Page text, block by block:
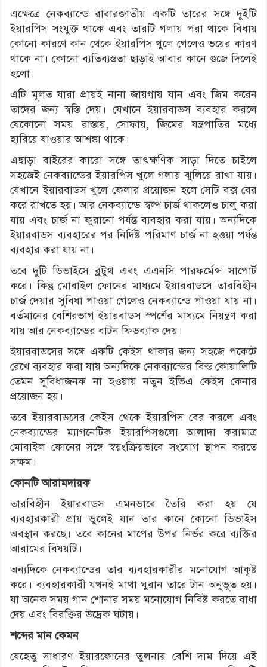
এক্ষেত্রে নেকব্যান্ডে রাবারজাতীয় একটি তারের সঙ্গে দুইটি
ইয়ারপিস সংযুক্ত থাকে এবং তারটি গলায় পরা থাকে বিধায়
কোনো কারণে কান থেকে ইয়ারপিস খুলে গেলেও ভয়ের কারণ
থাকে না। কোনো ব্যতিব্যস্ততা ছাড়াই আবার কানে গুজে দিলেই
হলো।
এটি মূলত যারা প্রায়ই নানা জায়গায় যান এবং জিম করেন
তাদের জন্য স্বস্তি দেয়। যেখানে ইয়ারবাডস ব্যবহার করলে
যেকোনো সময় রাস্তায়, সোফায়, জিমের যন্ত্রপাতির মধ্যে
হারিয়ে যাওয়ার আশঙ্কা থাকে।
এছাড়া বাইরের কারো সঙ্গে তাৎক্ষণিক সাড়া দিতে চাইলে
সহজেই নেকব্যান্ডের ইয়ারপিস খুলে গলায় ঝুলিয়ে রাখা যায়।
যেখানে ইয়ারবাডস খুলে ফেলার প্রয়োজন হলে সেটি বক্স বের
করে রাখতে হয়। আর নেকব্যান্ডে স্বল্প চার্জ থাকলেও চালু করা
যায় এবং চার্জ না ফুরানো পর্যন্ত ব্যবহার করা যায়। অন্যদিকে
ইয়ারবাডস ব্যবহারের পর নির্দিষ্ট পরিমাণ চার্জ না হওয়া পর্যন্ত
ব্যবহার করা যায় না।
তবে দুটি ডিভাইসে ব্লুটুথ এবং এএনসি পারফর্মেন্স সাপোর্ট
করে। কিন্তু মোবাইল ফোনের মাধ্যমে ইয়ারবাডসে তারবিহীন
চার্জ দেয়ার সুবিধা পাওয়া গেলেও নেকব্যান্ডে পাওয়া যায় না।
বর্তমানের বেশিরভাগ ইয়ারবাডস স্পর্শের মাধ্যমে নিয়ন্ত্রণ করা
যায় আর নেকব্যান্ডের বাটন ফিডব্যাক দেয়।
ইয়ারবাডসের সঙ্গে একটি কেইস থাকার জন্য সহজে পকেটে
রেখে ব্যবহার করা যায় অন্যদিকে নেকব্যান্ডের বিল্ড কোয়ালিটি
তেমন সুবিধাজনক না হওয়ায় নতুন ইভিএ কেইস কেনার
প্রয়োজন হয়।
তবে ইয়ারবাডসের কেইস থেকে ইয়ারপিস বের করলে এবং
নেকব্যান্ডের ম্যাগনেটিক ইয়ারপিসগুলো আলাদা করামাত্র
মোবাইল ফোনের সঙ্গে স্বয়ংক্রিয়ভাবে সংযোগ স্থাপন করতে
সক্ষম।
কোনটি আরামদায়ক
তারবিহীন ইয়ারবাডস এমনভাবে তৈরি করা হয় যে
ব্যবহারকারী প্রায় ভুলেই যান তার কানে কোনো ডিভাইস
অবস্থান করছে। তবে কানের মাপের উপর নির্ভর করে ব্যক্তির
আরামের বিষয়টি।
অন্যদিকে নেকব্যান্ডের তার ব্যবহারকারীর মনোযোগ আকৃষ্ট
করে। ব্যবহারকারী যখনই মাথা ঘুরান তারে টান অনুভূত হয়।
যা অনেক সময় গান শোনার সময় মনোযোগ নিবিষ্ট করতে বাধা
দেয় এবং বিরক্তির উদ্রেক ঘটায়।
শব্দের মান কেমন
যেহেতু সাধারণ ইয়ারফোনের তুলনায় বেশি দাম দিয়ে এই